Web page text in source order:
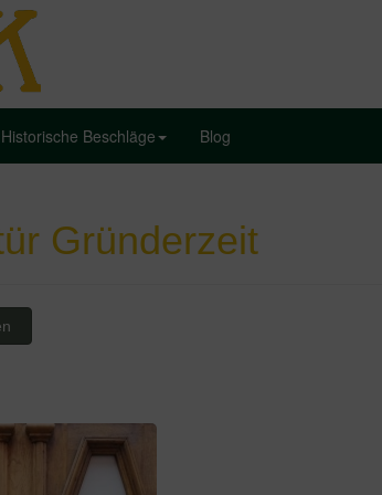
Historische Beschläge Blog
Gründerzeit